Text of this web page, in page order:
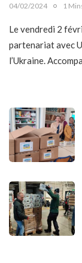
04/02/2024 1
Le vendredi 2
partenariat avec
l’Ukraine.